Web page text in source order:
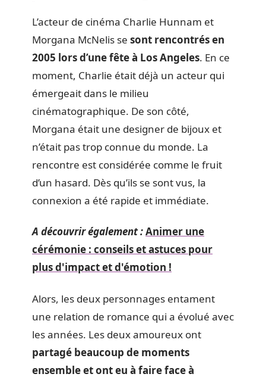
L’acteur de cinéma Charlie Hunnam et
Morgana McNelis se sont rencontrés en
2005 lors d’une fête à Los Angeles. En ce
moment, Charlie était déjà un acteur qui
émergeait dans le milieu
cinématographique. De son côté,
Morgana était une designer de bijoux et
n’était pas trop connue du monde. La
rencontre est considérée comme le fruit
d’un hasard. Dès qu’ils se sont vus, la
connexion a été rapide et immédiate.
A découvrir également :Animer une
cérémonie : conseils et astuces pour
plus d'impact et d'émotion !
Alors, les deux personnages entament
une relation de romance qui a évolué avec
les années. Les deux amoureux ont
partagé beaucoup de moments
ensemble et ont eu à faire face à